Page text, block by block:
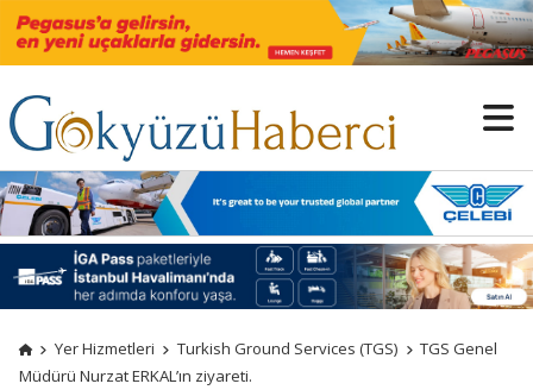
Yer Hizmetleri Turkish Ground Services (TGS)
TGS Genel
Müdürü Nurzat ERKAL’ın ziyareti.